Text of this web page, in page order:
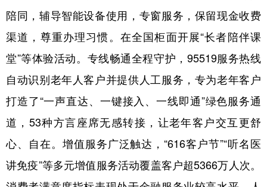
陪同，辅导智能设备使用，专窗服务，保留现金收费
渠道，尊重办理习惯。在全国柜面开展“长者陪伴课
堂”等体验活动。专线畅通全程守护，95519服务热线
自动识别老年人客户并提供人工服务，专为老年客户
打造了“一声直达、一键接入、一线即通”绿色服务通
道，53种方言座席无感转接，让老年客户交互更舒
心、自在。增值服务广泛触达，“616客户节”“听名医
讲免疫”等多元增值服务活动覆盖客户超5366万人次。